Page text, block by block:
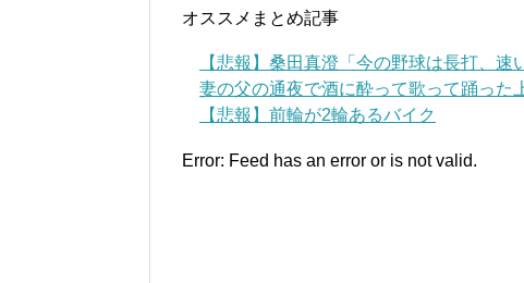
オススメまとめ記事
【悲報】桑田真澄「今の野球は長打、
妻の父の通夜で酒に酔って歌って踊っ
【悲報】前輪が2輪あるバイク
Error: Feed has an error or is not valid.